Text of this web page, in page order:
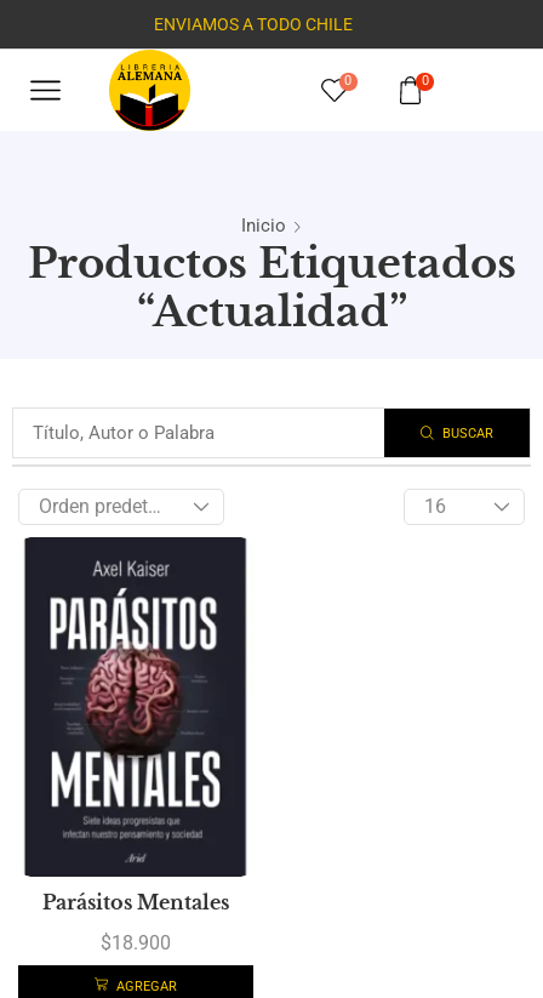
ENVIAMOS A TODO CHILE
0 0
Inicio
Productos Etiquetados
“Actualidad”
BUSCAR
Parásitos Mentales
$18.900
AGREGAR